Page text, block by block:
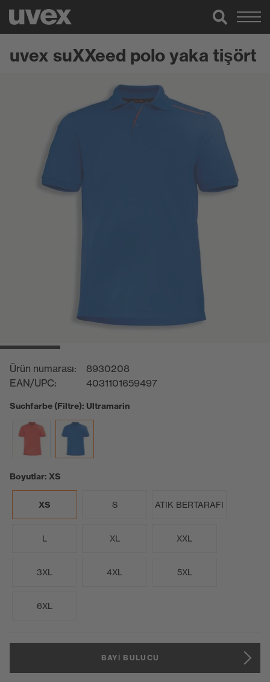
uvex suXXeed polo yaka tişört
Ürün numarası:
8930208
EAN/UPC:
4031101659497
Suchfarbe (Filtre): Ultramarin
Boyutlar: XS
XS S ATIK BERTARAFI
L XL XXL
3XL 4XL 5XL
6XL
BAYI BULUCU